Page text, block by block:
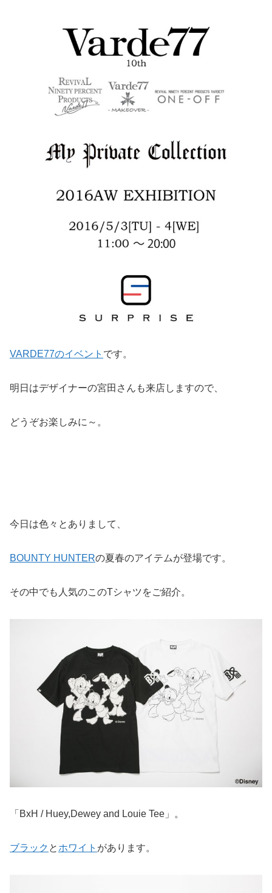
VARDE77のイベント です。
明日はデザイナーの宮田さんも来店しますので、
どうぞお楽しみに～。
今日は色々とありまして、
BOUNTY HUNTERの夏春のアイテムが登場です。
その中でも人気のこのTシャツをご紹介。
「BxH / Huey,Dewey and Louie Tee」。
ブラック と ホワイト があります。